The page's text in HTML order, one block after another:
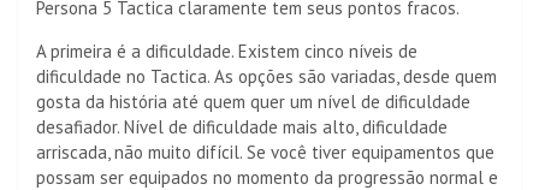
Persona 5 Tactica claramente tem seus pontos fracos.
A primeira é a dificuldade. Existem cinco níveis de
dificuldade no Tactica. As opções são variadas, desde quem
gosta da história até quem quer um nível de dificuldade
desafiador. Nível de dificuldade mais alto, dificuldade
arriscada, não muito difícil. Se você tiver equipamentos que
possam ser equipados no momento da progressão normal e